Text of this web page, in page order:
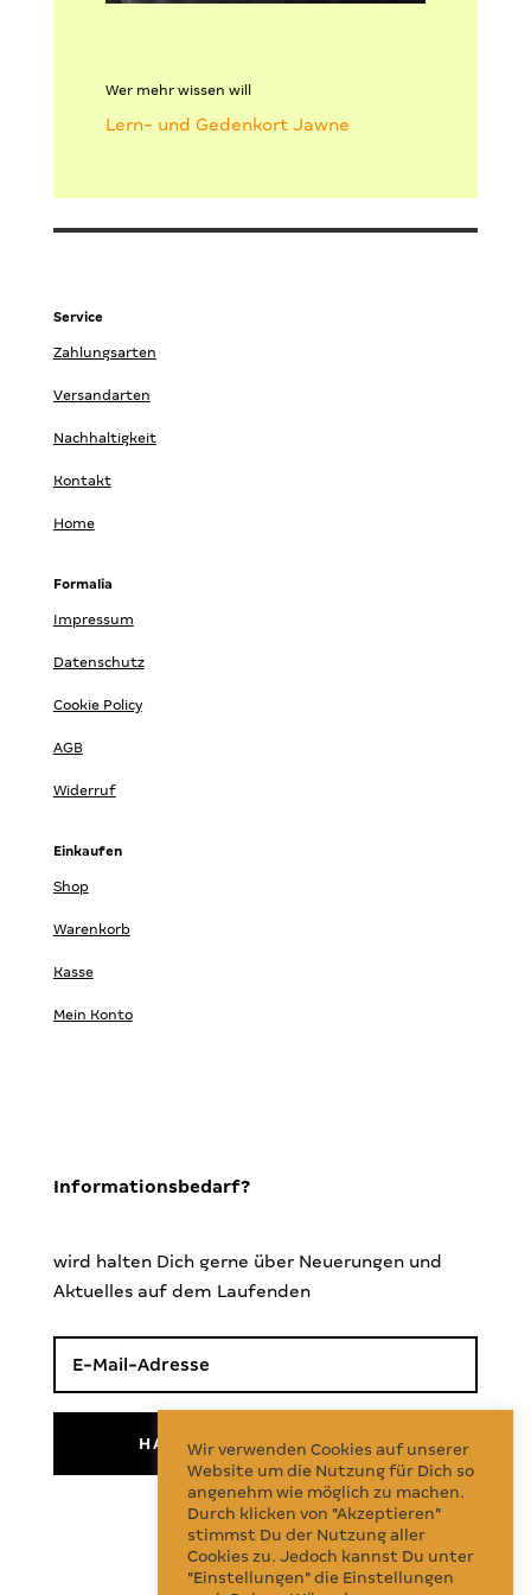
Wer mehr wissen will
Lern- und Gedenkort Jawne
Service
Zahlungsarten
Versandarten
Nachhaltigkeit
Kontakt
Home
Formalia
Impressum
Datenschutz
Cookie Policy
AGB
Widerruf
Einkaufen
Shop
Warenkorb
Kasse
Mein Konto
Informationsbedarf?
wird halten Dich gerne über Neuerungen und
Aktuelles auf dem Laufenden
HALTE MICH INFORMIERT!
Follow Us
Wir verwenden Cookies auf unserer
Website um die Nutzung für Dich so
angenehm wie möglich zu machen.
Durch klicken von "Akzeptieren"
stimmst Du der Nutzung aller
Cookies zu. Jedoch kannst Du unter
"Einstellungen" die Einstellungen